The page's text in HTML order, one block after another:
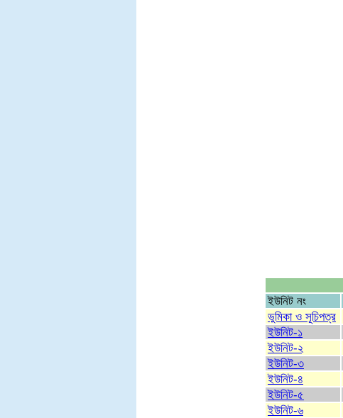
ইউনিট নং
ভুমিকা ও সূচিপত্র
ইউনিট-১
ইউনিট-২
ইউনিট-৩
ইউনিট-৪
ইউনিট-৫
ইউনিট-৬